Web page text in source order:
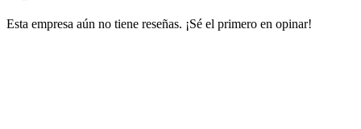
Esta empresa aún no tiene reseñas. ¡Sé el primero en opinar!